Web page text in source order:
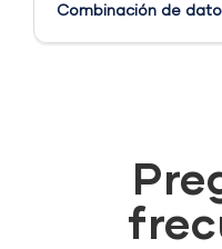
Combinación de